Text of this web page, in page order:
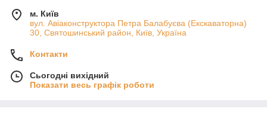
м. Київ
вул. Авіаконструктора Петра Балабуєва (Екскаваторна)
30, Святошинський район, Київ, Україна
Контакти
Сьогодні вихідний
Показати весь графік роботи